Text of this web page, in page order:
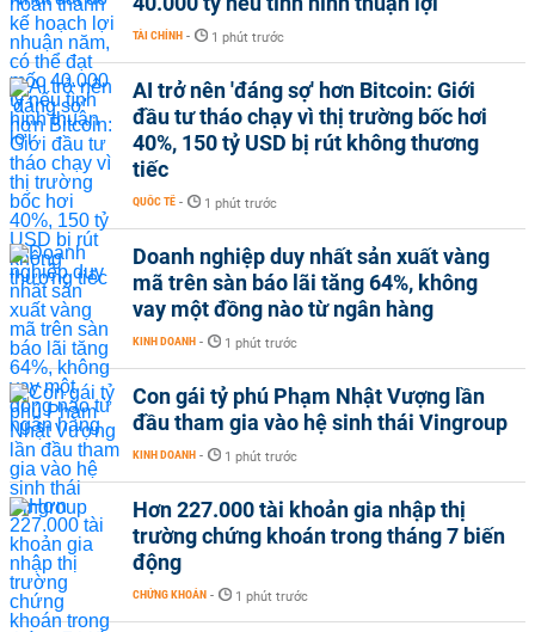
TÀI CHÍNH - 1 phút trước
AI trở nên 'đáng sợ' hơn Bitcoin: Giới
đầu tư tháo chạy vì thị trường bốc hơi
40%, 150 tỷ USD bị rút không thương
tiếc
QUỐC TẾ - 1 phút trước
Doanh nghiệp duy nhất sản xuất vàng
mã trên sàn báo lãi tăng 64%, không
vay một đồng nào từ ngân hàng
KINH DOANH - 1 phút trước
Con gái tỷ phú Phạm Nhật Vượng lần
đầu tham gia vào hệ sinh thái Vingroup
KINH DOANH - 1 phút trước
Hơn 227.000 tài khoản gia nhập thị
trường chứng khoán trong tháng 7 biến
động
CHỨNG KHOÁN - 1 phút trước